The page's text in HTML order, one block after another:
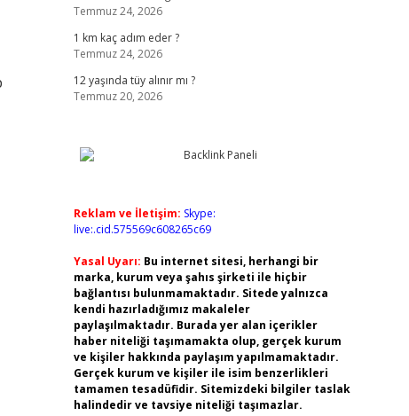
Temmuz 24, 2026
1 km kaç adım eder ?
Temmuz 24, 2026
12 yaşında tüy alınır mı ?
Temmuz 20, 2026
Reklam ve İletişim: Skype:
live:.cid.575569c608265c69
Yasal Uyarı: Bu internet sitesi, herhangi bir
marka, kurum veya şahıs şirketi ile hiçbir
bağlantısı bulunmamaktadır. Sitede yalnızca
kendi hazırladığımız makaleler
paylaşılmaktadır. Burada yer alan içerikler
haber niteliği taşımamakta olup, gerçek kurum
ve kişiler hakkında paylaşım yapılmamaktadır.
Gerçek kurum ve kişiler ile isim benzerlikleri
tamamen tesadüfidir. Sitemizdeki bilgiler taslak
halindedir ve tavsiye niteliği taşımazlar.